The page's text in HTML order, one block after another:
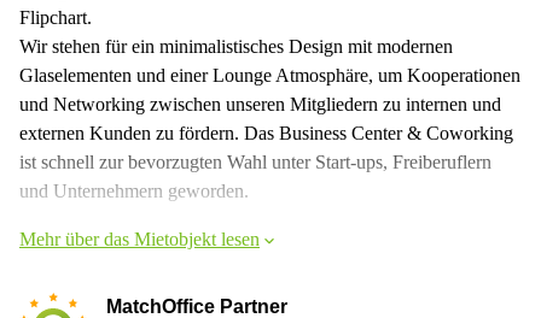
Flipchart.
Wir stehen für ein minimalistisches Design mit modernen
Glaselementen und einer Lounge Atmosphäre, um Kooperationen
und Networking zwischen unseren Mitgliedern zu internen und
externen Kunden zu fördern. Das Business Center & Coworking
ist schnell zur bevorzugten Wahl unter Start-ups, Freiberuflern
und Unternehmern geworden.
Mehr über das Mietobjekt lesen
MatchOffice Partner